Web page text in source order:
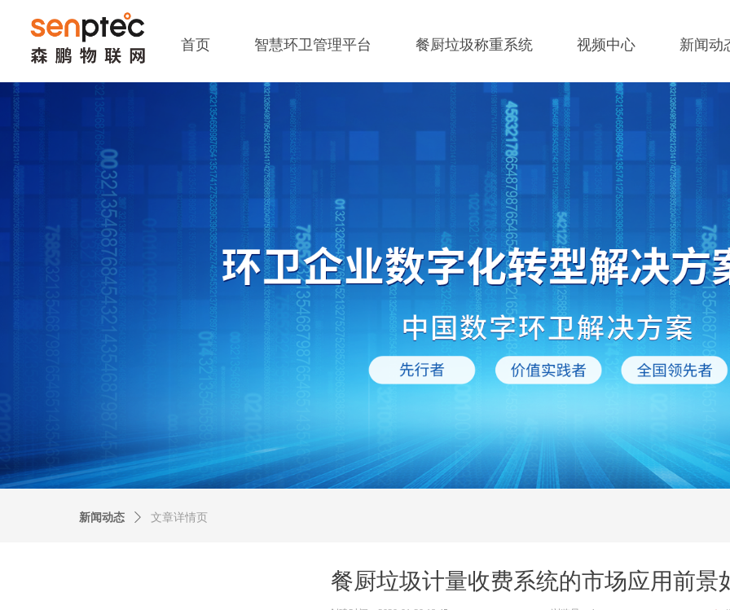
首页 智慧环卫管理平台 餐厨垃圾称重系统 视频中心 新闻动
餐厨垃圾计量收费系统的市场应用前景
新闻动态 ꄲ 文章详情页